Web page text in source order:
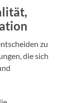
zu
die sich